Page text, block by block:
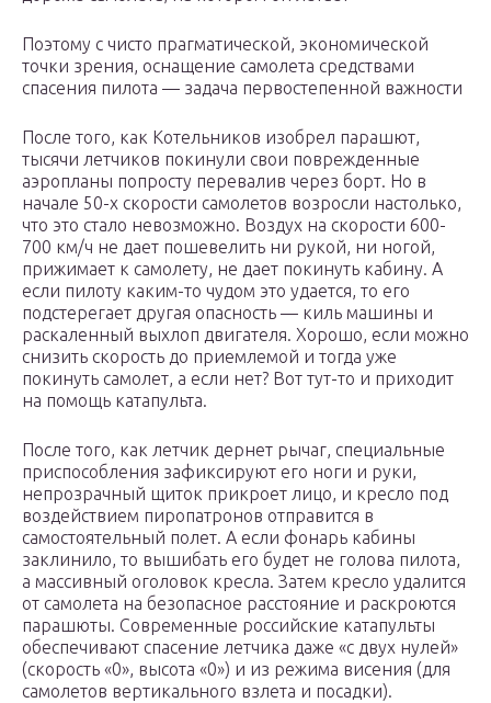
Поэтому с чисто прагматической, экономической
точки зрения, оснащение самолета средствами
спасения пилота — задача первостепенной важности
После того, как Котельников изобрел парашют,
тысячи летчиков покинули свои поврежденные
аэропланы попросту перевалив через борт. Но в
начале 50-х скорости самолетов возросли настолько,
что это стало невозможно. Воздух на скорости 600-
700 км/ч не дает пошевелить ни рукой, ни ногой,
прижимает к самолету, не дает покинуть кабину. А
если пилоту каким-то чудом это удается, то его
подстерегает другая опасность — киль машины и
раскаленный выхлоп двигателя. Хорошо, если можно
снизить скорость до приемлемой и тогда уже
покинуть самолет, а если нет? Вот тут-то и приходит
на помощь катапульта.
После того, как летчик дернет рычаг, специальные
приспособления зафиксируют его ноги и руки,
непрозрачный щиток прикроет лицо, и кресло под
воздействием пиропатронов отправится в
самостоятельный полет. А если фонарь кабины
заклинило, то вышибать его будет не голова пилота,
а массивный оголовок кресла. Затем кресло удалится
от самолета на безопасное расстояние и раскроются
парашюты. Современные российские катапульты
обеспечивают спасение летчика даже «с двух нулей»
(скорость «0», высота «0») и из режима висения (для
самолетов вертикального взлета и посадки).